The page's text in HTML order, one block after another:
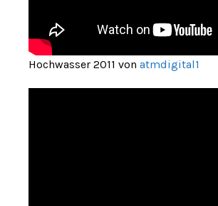
Hochwasser 2011 von atmdigital1